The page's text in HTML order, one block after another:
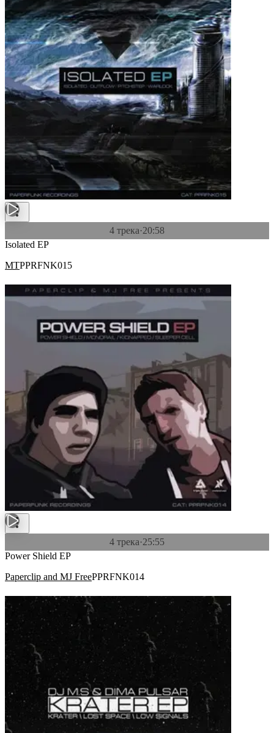
4 трека·20:58
Isolated EP
MTPPRFNK015
4 трека·25:55
Power Shield EP
Paperclip and MJ FreePPRFNK014